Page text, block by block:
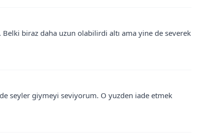
biraz daha uzun olabilirdi altı ama yine de severek
seyler giymeyi seviyorum. O yuzden iade etmek